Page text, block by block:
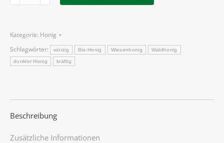
Menge
Kategorie: Honig
Schlagwörter:
würzig Bio-Honig Wiesenhonig Waldhonig
dunkler Honig kräftig
Beschreibung
Zusätzliche Informationen